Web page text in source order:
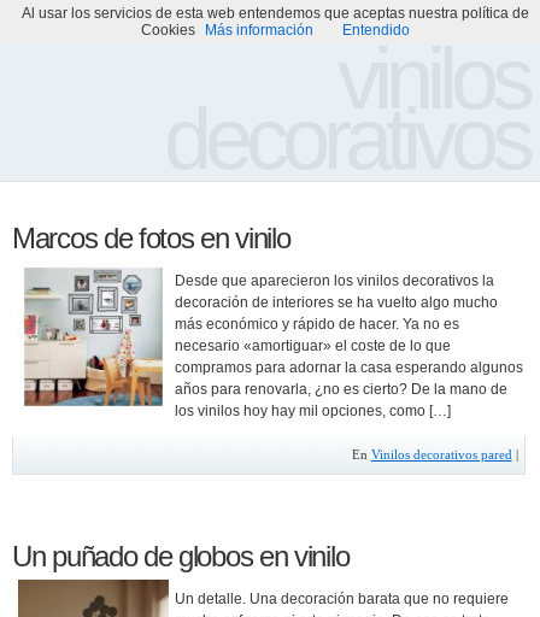
Portada Acerca de Galería de Vinilos Decorativos
Marcos de fotos en vinilo
Desde que aparecieron los vinilos decorativos la
decoración de interiores se ha vuelto algo mucho
más económico y rápido de hacer. Ya no es
necesario «amortiguar» el coste de lo que
compramos para adornar la casa esperando algunos
años para renovarla, ¿no es cierto? De la mano de
los vinilos hoy hay mil opciones, como […]
En Vinilos decorativos pared
Un puñado de globos en vinilo
Un detalle. Una decoración barata que no requiere
Al usar los servicios de esta web entendemos que aceptas nuestra política de
Cookies
Más información Entendido